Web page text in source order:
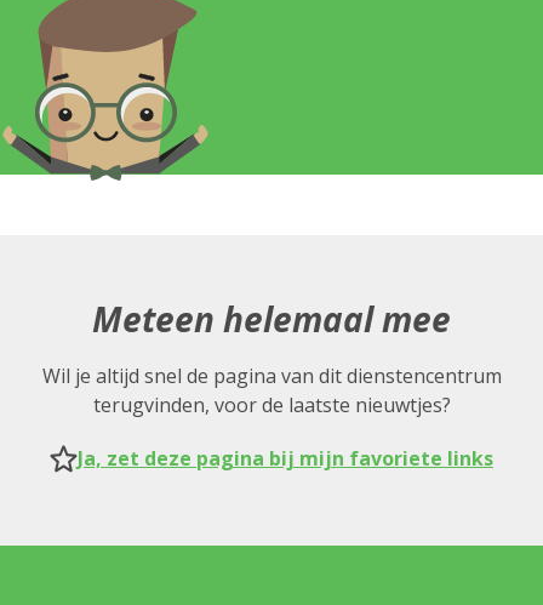
Meteen helemaal mee
Wil je altijd snel de pagina van dit dienstencentrum
terugvinden, voor de laatste nieuwtjes?
Ja, zet deze pagina bij mijn favoriete links